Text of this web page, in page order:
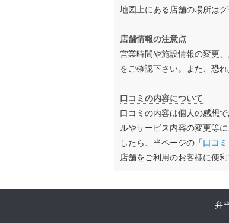
地図上にある店舗の場所は
店舗情報の注意点
営業時間や施設情報の変更
をご確認下さい。また、恐
口コミの内容について
口コミの内容は個人の感想
ルやサービス内容の変更等
したら、当ページの「 口コ
店舗をご利用のお客様に便
弁